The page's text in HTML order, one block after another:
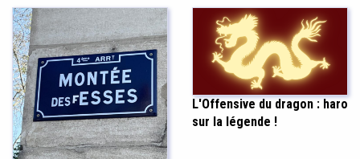
L'Offensive du dragon : haro
sur la légende !